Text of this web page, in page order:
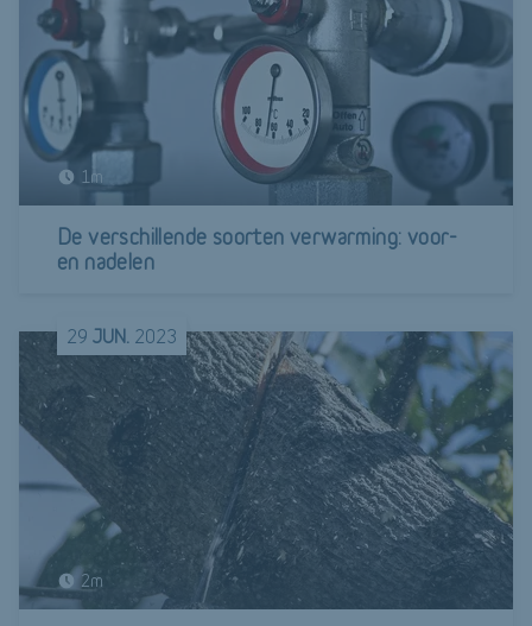
1m
De verschillende soorten verwarming: voor-
en nadelen
29 JUN. 2023
2m